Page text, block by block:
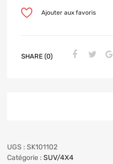
Ajouter aux favoris
SHARE (0)
UGS : SK101102
Catégorie : SUV/4X4